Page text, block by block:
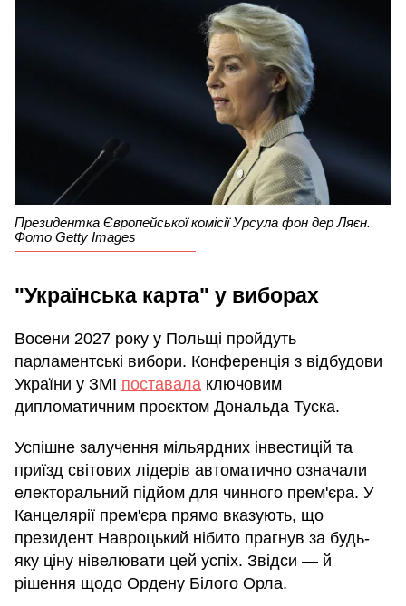
Президентка Європейської комісії Урсула фон дер Ляєн.
Фото Getty Images
"Українська карта" у виборах
Восени 2027 року у Польщі пройдуть
парламентські вибори. Конференція з відбудови
України у ЗМІ поставала ключовим
дипломатичним проєктом Дональда Туска.
Успішне залучення мільярдних інвестицій та
приїзд світових лідерів автоматично означали
електоральний підйом для чинного прем'єра. У
Канцелярії прем'єра прямо вказують, що
президент Навроцький нібито прагнув за будь-
яку ціну нівелювати цей успіх. Звідси — й
рішення щодо Ордену Білого Орла.